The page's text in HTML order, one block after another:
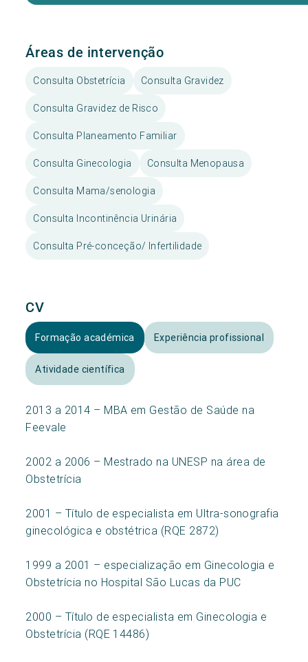
Áreas de intervenção
Consulta Obstetrícia Consulta Gravidez
Consulta Gravidez de Risco
Consulta Planeamento Familiar
Consulta Ginecologia Consulta Menopausa
Consulta Mama/senologia
Consulta Incontinência Urinária
Consulta Pré-conceção/ Infertilidade
CV
Formação académica Experiência profissional
Atividade científica
2013 a 2014 – MBA em Gestão de Saúde na
Feevale
2002 a 2006 – Mestrado na UNESP na área de
Obstetrícia
2001 – Título de especialista em Ultra-sonografia
ginecológica e obstétrica (RQE 2872)
1999 a 2001 – especialização em Ginecologia e
Obstetrícia no Hospital São Lucas da PUC
2000 – Título de especialista em Ginecologia e
Obstetrícia (RQE 14486)